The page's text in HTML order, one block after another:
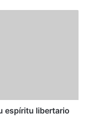
espíritu libertario